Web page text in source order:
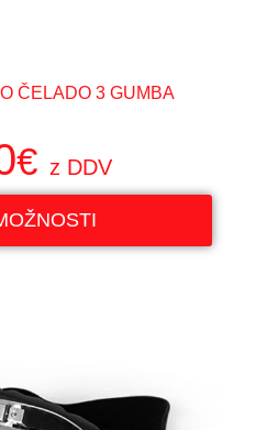
ČELADO 3 GUMBA
€ z DDV